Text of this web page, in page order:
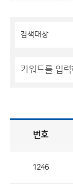
번호
1246